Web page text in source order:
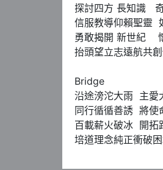
探討四方 長知識
信服教導仰賴聖靈
勇敢揭開 新世紀
抬頭望立志遠航共
Bridge
沿途滂沱大雨  主愛
同行循循善誘  將使
百載薪火破冰  開拓
培道理念純正衝破